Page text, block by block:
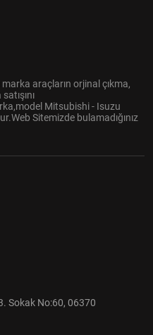
araçların orjinal çıkma,
Mitsubishi - Isuzu
Sitemizde bulamadığınız
Sokak No:60, 06370